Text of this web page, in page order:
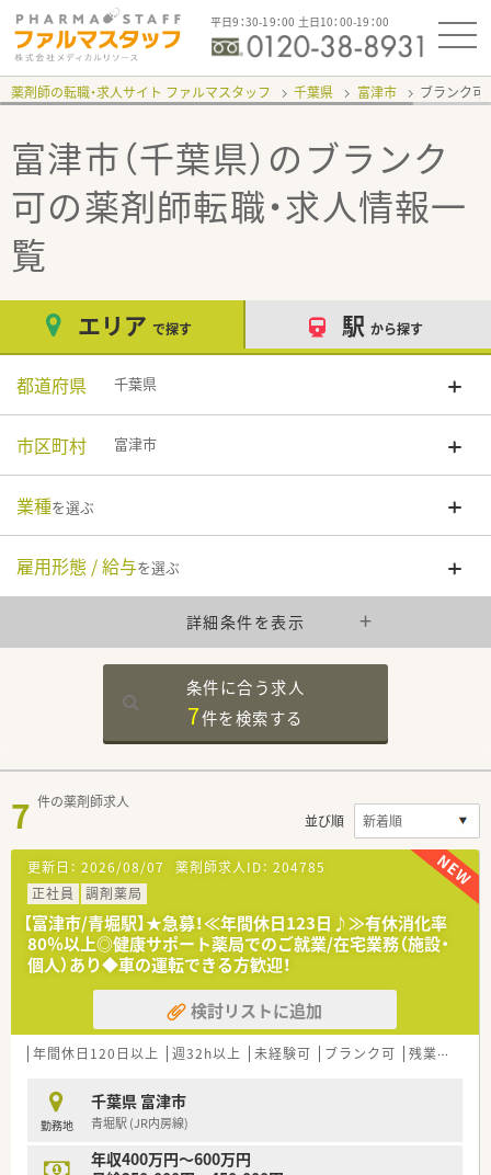
平日9：30-19：00 土日10：00-19：00
薬剤師の転職・求人サイト ファルマスタッフ 千葉県 富津市 ブランク可
富津市（千葉県）のブランク
可の薬剤師転職・求人情報一
覧
エリア で探す 駅 から探す
都道府県 千葉県
市区町村 富津市
業種を選ぶ
雇用形態 / 給与を選ぶ
詳細条件を表示
条件に合う求人
7件を検索する
7 件の薬剤師求人
並び順
更新日： 2026/08/07 薬剤師求人ID： 204785
正社員
調剤薬局
【富津市/青堀駅】★急募！≪年間休日123日♪≫有休消化率
80％以上◎健康サポート薬局でのご就業/在宅業務（施設・
個人）あり◆車の運転できる方歓迎！
検討リストに追加
年間休日120日以上 週32h以上 未経験可 ブランク可 残業なし(ほぼなし含む)
勤務地
千葉県 富津市
青堀駅 (JR内房線)
年収400万円～600万円